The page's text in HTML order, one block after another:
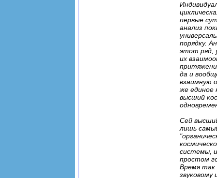
первые
анализ
порядку.
этот ряд,
их
да и
взаимную
же единое
высший
Сей
лишь
системы,
простом
Время так
звуковому